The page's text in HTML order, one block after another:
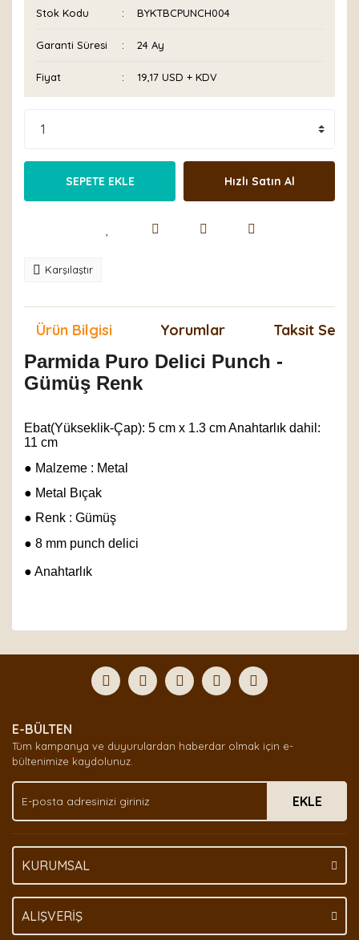
Stok Kodu BYKTBCPUNCH004
Garanti Süresi 24 Ay
Fiyat 19,17 USD + KDV
SEPETE EKLE Hızlı Satın Al
Karşılaştır
Ürün Bilgisi Yorumlar Taksit
Parmida Puro Delici Punch -
Gümüş Renk
Ebat(Yükseklik-Çap): 5 cm x 1.3 cm Anahtarlık dahil:
11 cm
● Malzeme : Metal
● Metal Bıçak
● Renk : Gümüş
● 8 mm punch delici
● Anahtarlık
Yorum Yaz
formunu kullanarak tarafımıza iletebilirsiniz.
Görüş ve önerileriniz için teşekkür ederiz.
Ürün açıklamasında eksik bilgiler bulunuyor.
Ürün bilgilerinde hatalar bulunuyor.
Ürün fiyatı diğer sitelerden daha pahalı.
Bu ürüne benzer farklı alternatifler olmalı.
E-BÜLTEN
Tüm kampanya ve duyurulardan haberdar olmak için e-
bültenimize kaydolunuz.
EKLE
KURUMSAL
ALIŞVERİŞ